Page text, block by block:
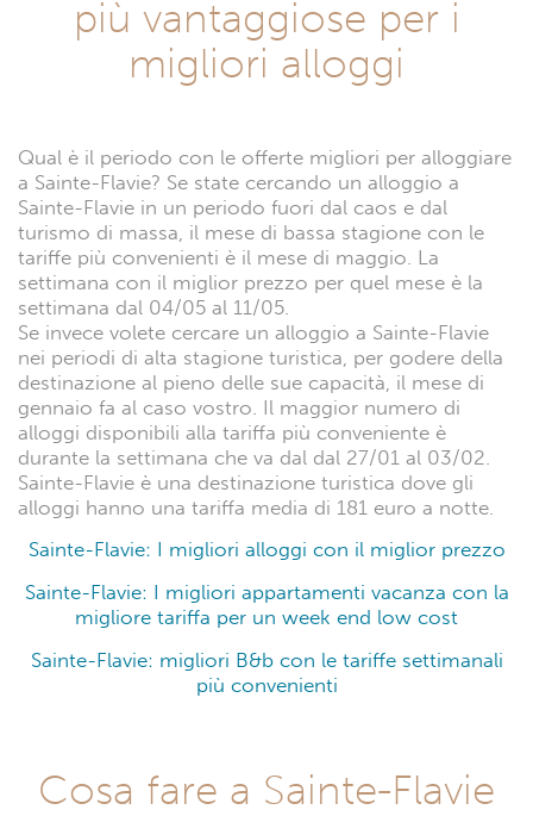
più vantaggiose per i
migliori alloggi
Qual è il periodo con le offerte migliori per alloggiare
a Sainte-Flavie? Se state cercando un alloggio a
Sainte-Flavie in un periodo fuori dal caos e dal
turismo di massa, il mese di bassa stagione con le
tariffe più convenienti è il mese di maggio. La
settimana con il miglior prezzo per quel mese è la
settimana dal 04/05 al 11/05.
Se invece volete cercare un alloggio a Sainte-Flavie
nei periodi di alta stagione turistica, per godere della
destinazione al pieno delle sue capacità, il mese di
gennaio fa al caso vostro. Il maggior numero di
alloggi disponibili alla tariffa più conveniente è
durante la settimana che va dal dal 27/01 al 03/02.
Sainte-Flavie è una destinazione turistica dove gli
alloggi hanno una tariffa media di 181 euro a notte.
Sainte-Flavie: I migliori alloggi con il miglior prezzo
Sainte-Flavie: I migliori appartamenti vacanza con la
migliore tariffa per un week end low cost
Sainte-Flavie: migliori B&b con le tariffe settimanali
più convenienti
Cosa fare a Sainte-Flavie